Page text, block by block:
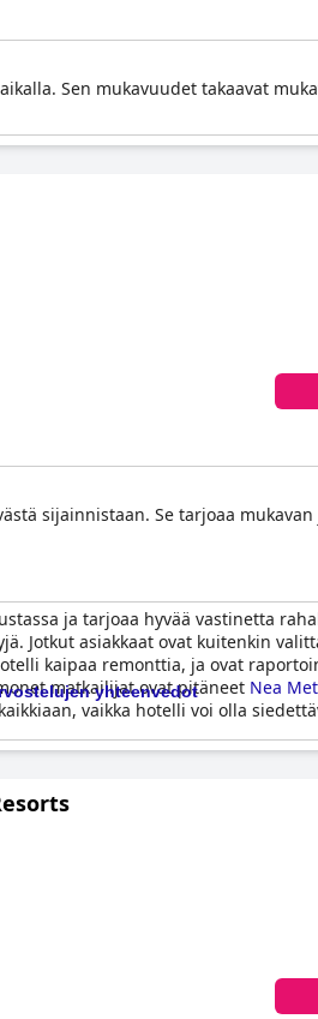
Sen mukavuudet takaavat
sijainnistaan. Se tarjoaa
ja tarjoaa hyvää vastinetta
Jotkut asiakkaat ovat kuitenkin
kaipaa remonttia, ja ovat
matkailijat ovat pitäneet Nea
vaikka hotelli voi olla
yhteenvedot